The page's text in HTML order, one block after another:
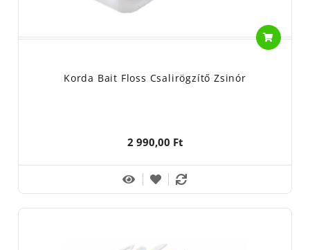
Korda Bait Floss Csalirögzítő Zsinór
2 990,00 Ft